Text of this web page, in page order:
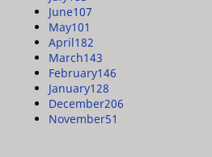
June107
May101
April182
March143
February146
January128
December206
November51